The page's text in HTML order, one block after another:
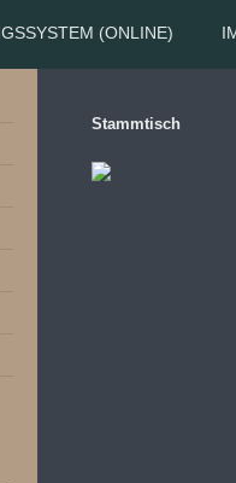
(ONLINE)
Stammtisch